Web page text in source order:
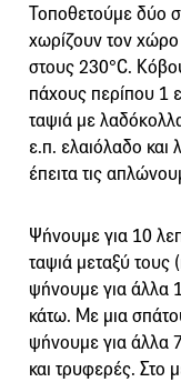
Τοποθετούμε δύο
χωρίζουν τον χώρο
στους 230°C.
πάχους περίπου 1
ταψιά με
ε.π. ελαιόλαδο και
έπειτα τις
Ψήνουμε για 10
ταψιά μεταξύ τους
ψήνουμε για άλλα
κάτω. Με μια
ψήνουμε για άλλα
και τρυφερές. Στο